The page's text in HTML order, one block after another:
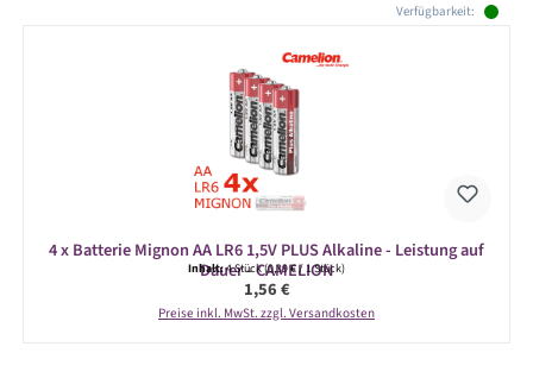
Verfügbarkeit:
4 x Batterie Mignon AA LR6 1,5V PLUS Alkaline - Leistung auf
Dauer - CAMELION
Inhalt:4 Stück(0,39 € / 1 Stück)
Regulärer Preis:
1,56 €
Preise inkl. MwSt. zzgl. Versandkosten